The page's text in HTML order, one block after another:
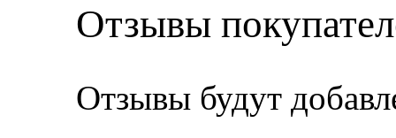
Отзывы
Отзывы будут